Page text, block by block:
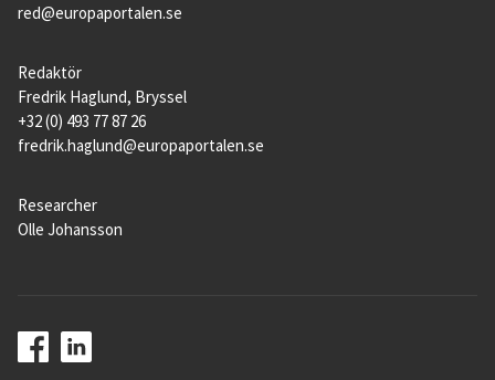
red@europaportalen.se
Redaktör
Fredrik Haglund, Bryssel
+32 (0) 493 77 87 26
fredrik.haglund@europaportalen.se
Researcher
Olle Johansson